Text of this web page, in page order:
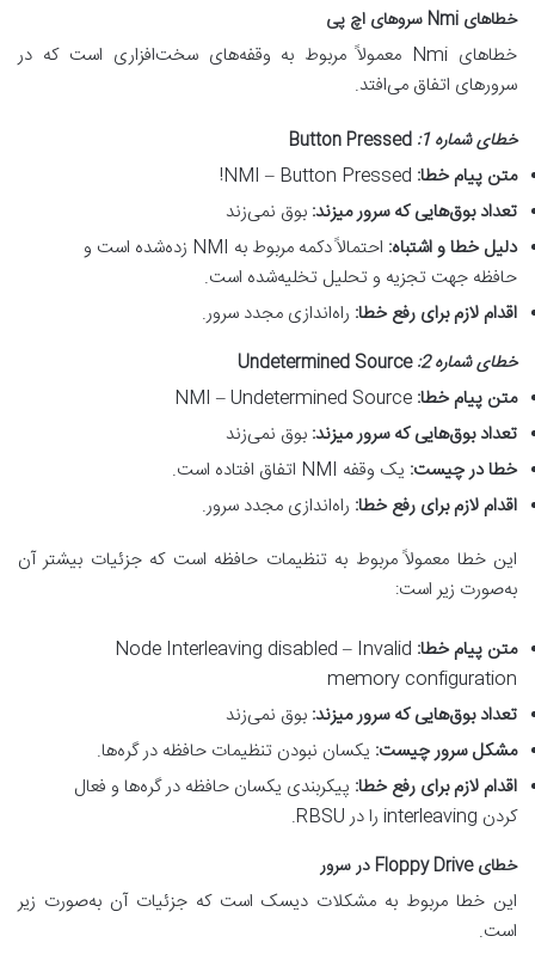
خطاهای سروهای اچ پی
خطاهای Nmi معمولاً مربوط به وقفه‌های سخت‌افزاری است که در
سرورهای اتفاق می‌افتد.
خطای شماره 1 :
Button Pressed
متن پیام خطا:
تعداد بوق‌هایی که سرور میزند: بوق نمی‌زند
دلیل خطا و اشتباه:
احتمالاً دکمه مربوط به NMI زده‌شده است و
حافظه جهت تجزیه و تحلیل تخلیه‌شده است.
اقدام لازم برای رفع خطا: راه‌اندازی مجدد سرور.
خطای شماره 2 :
Undetermined Source
متن پیام خطا:
تعداد بوق‌هایی که سرور میزند: بوق نمی‌زند
خطا در چیست: یک وقفه NMI اتفاق افتاده است.
اقدام لازم برای رفع خطا: راه‌اندازی مجدد سرور.
این خطا معمولاً مربوط به تنظیمات حافظه است که جزئیات بیشتر آن
به‌صورت زیر است:
متن پیام خطا:
Node Interleaving disabled – Invalid
memory configuration
تعداد بوق‌هایی که سرور میزند: بوق نمی‌زند
مشکل سرور چیست: یکسان نبودن تنظیمات حافظه در گره‌ها.
اقدام لازم برای رفع خطا: پیکربندی یکسان حافظه در گره‌ها و فعال
کردن interleaving را در RBSU.
خطایFloppy Drive در سرور
این خطا مربوط به مشكلات دیسک است که جزئیات آن به‌صورت زیر
است.